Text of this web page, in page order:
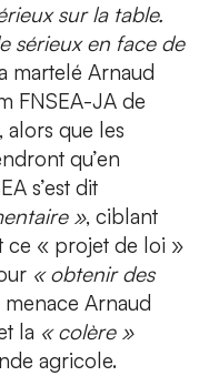
sur la table.
sérieux en face de
martelé Arnaud
FNSEA-JA de
alors que les
qu’en
s’est dit
», ciblant
ce « projet de loi »
« obtenir des
menace Arnaud
la « colère »
agricole.